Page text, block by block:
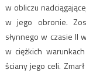
w obliczu
w jego obronie.
słynnego w czasie II
w ciężkich
ściany jego celi.